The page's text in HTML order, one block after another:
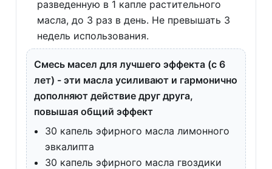
разведенную в 1 капле растительного
масла, до 3 раз в день. Не превышать 3
недель использования.
Смесь масел для лучшего эффекта (с 6
лет) - эти масла усиливают и гармонично
дополняют действие друг друга,
повышая общий эффект
30 капель эфирного масла лимонного
эвкалипта
30 капель эфирного масла гвоздики